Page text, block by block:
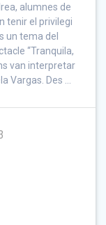
alumnes de
tenir el privilegi
un tema del
“Tranquila,
van interpretar
Vargas. Des …